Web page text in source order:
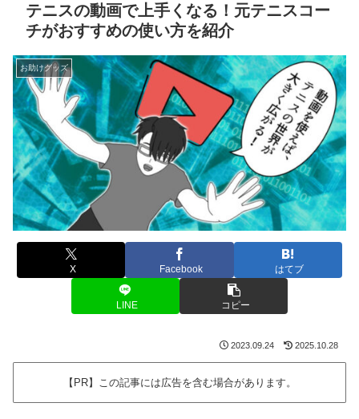
テニスの動画で上手くなる！元テニスコー
チがおすすめの使い方を紹介
お助けグッズ
X Facebook はてブ
LINE コピー
2023.09.24 2025.10.28
【PR】この記事には広告を含む場合があります。